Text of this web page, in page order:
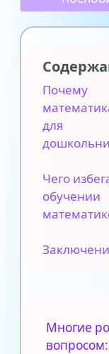
Почему
для
Чего
обучении
Многие